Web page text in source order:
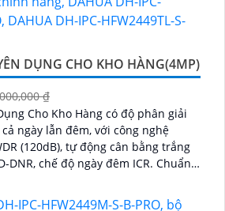
DỤNG CHO KHO HÀNG(4MP)
₫
Cho Kho Hàng có độ phân giải
ngày lẫn đêm, với công nghệ
(120dB), tự động cân bằng trắng
chế độ ngày đêm ICR. Chuẩn